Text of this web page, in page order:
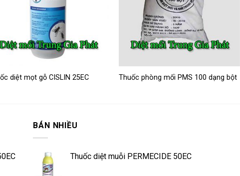
diệt mọt gỗ CISLIN 25EC Thuốc phòng mối PMS 100 dạng bột
BÁN NHIỀU
Thuốc diệt muỗi PERMECIDE 50EC